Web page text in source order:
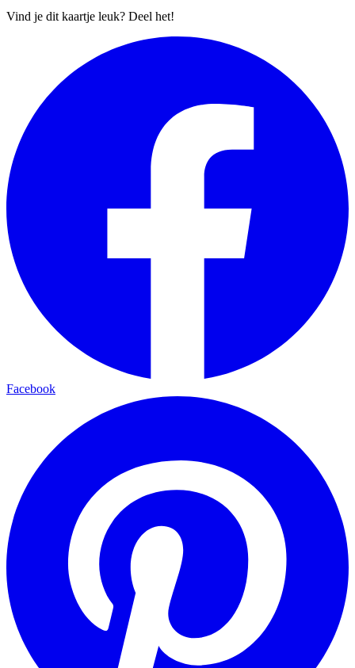
Vind je dit kaartje leuk? Deel het!
Facebook